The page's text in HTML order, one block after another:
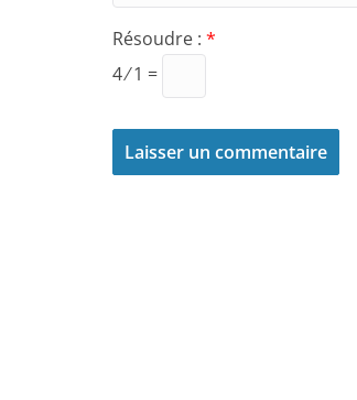
Résoudre : *
4 ⁄ 1 =